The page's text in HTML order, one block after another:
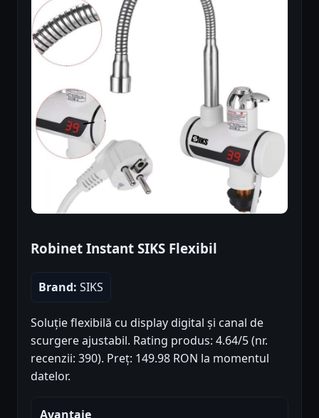
Robinet Instant SIKS Flexibil
Brand: SIKS
Soluție flexibilă cu display digital și canal de
scurgere ajustabil. Rating produs: 4.64/5 (nr.
recenzii: 390). Preț: 149.98 RON la momentul
datelor.
Avantaje